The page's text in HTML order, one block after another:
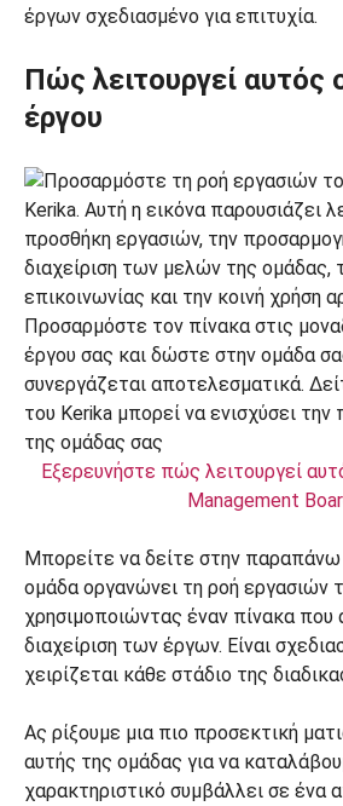
έργων σχεδιασμένο για επιτυχία.
Πώς λειτουργεί αυτός
έργου
Εξερευνήστε πώς λειτουργεί
Management
Μπορείτε να δείτε στην
ομάδα οργανώνει τη ροή εργασιών
χρησιμοποιώντας έναν πίνακα που
διαχείριση των έργων. Είναι
χειρίζεται κάθε στάδιο της
Ας ρίξουμε μια πιο προσεκτική
αυτής της ομάδας για να
χαρακτηριστικό συμβάλλει σε ένα